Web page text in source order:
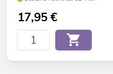
17,95€